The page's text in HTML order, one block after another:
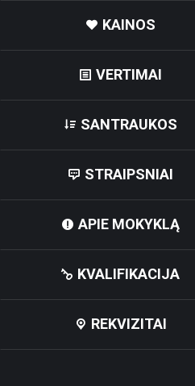
KAINOS
VERTIMAI
SANTRAUKOS
STRAIPSNIAI
APIE MOKYKLĄ
KVALIFIKACIJA
REKVIZITAI